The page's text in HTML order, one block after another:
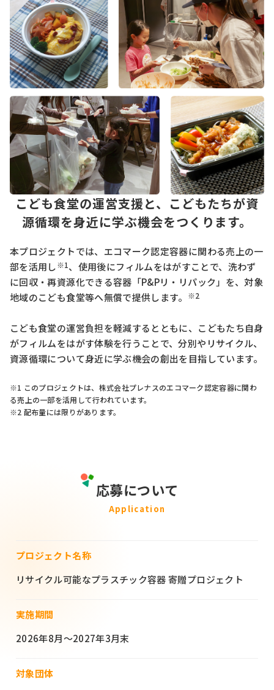
こども食堂の運営支援と、こどもたちが資
源循環を身近に学ぶ機会をつくります。
本プロジェクトでは、エコマーク認定容器に関わる売上の一
部を活用し※1、使用後にフィルムをはがすことで、洗わず
に回収・再資源化できる容器「P&Pリ・リパック」を、対象
地域のこども食堂等へ無償で提供します。
※2
こども食堂の運営負担を軽減するとともに、こどもたち自身
がフィルムをはがす体験を行うことで、分別やリサイクル、
資源循環について身近に学ぶ機会の創出を目指しています。
※1 このプロジェクトは、株式会社プレナスのエコマーク認定容器に関わ
る売上の一部を活用して行われています。
※2 配布量には限りがあります。
応募について
Application
プロジェクト名称
リサイクル可能なプラスチック容器 寄贈プロジェクト
実施期間
2026年8月〜2027年3月末
対象団体